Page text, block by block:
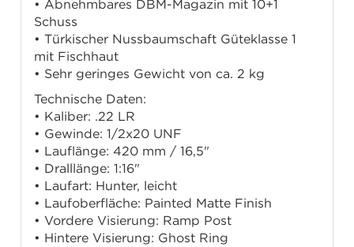
• Abnehmbares DBM-Magazin mit 10+1
Schuss
• Türkischer Nussbaumschaft Güteklasse 1
mit Fischhaut
• Sehr geringes Gewicht von ca. 2 kg
Technische Daten:
• Kaliber: .22 LR
• Gewinde: 1/2x20 UNF
• Lauflänge: 420 mm / 16,5"
• Dralllänge: 1:16"
• Laufart: Hunter, leicht
• Laufoberfläche: Painted Matte Finish
• Vordere Visierung: Ramp Post
• Hintere Visierung: Ghost Ring